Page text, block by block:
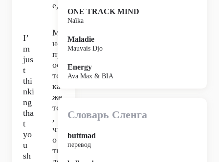
е,
I’
m
jus
t
thi
nki
ng
tha
t
yo
u
sh
М
не
пр
ос
то
ка
же
тся
,
чт
о
ты
ONE TRACK MIND
Naïka
Maladie
Mauvais Djo
Energy
Ava Max & BIA
Словарь Сленга
buttmad
перевод